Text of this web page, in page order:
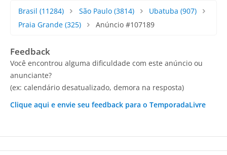
Brasil (11284) São Paulo(3814) Ubatuba (907)
Praia Grande (325) Anúncio #107189
Feedback
Você encontrou alguma dificuldade com este anúncio ou
anunciante?
(ex: calendário desatualizado, demora na resposta)
Clique aqui e envie seu feedback para o TemporadaLivre